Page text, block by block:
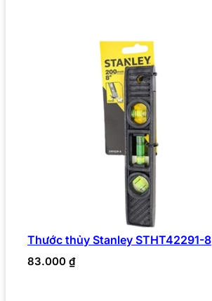
Thước thủy Stanley STHT42291-8
83.000 ₫